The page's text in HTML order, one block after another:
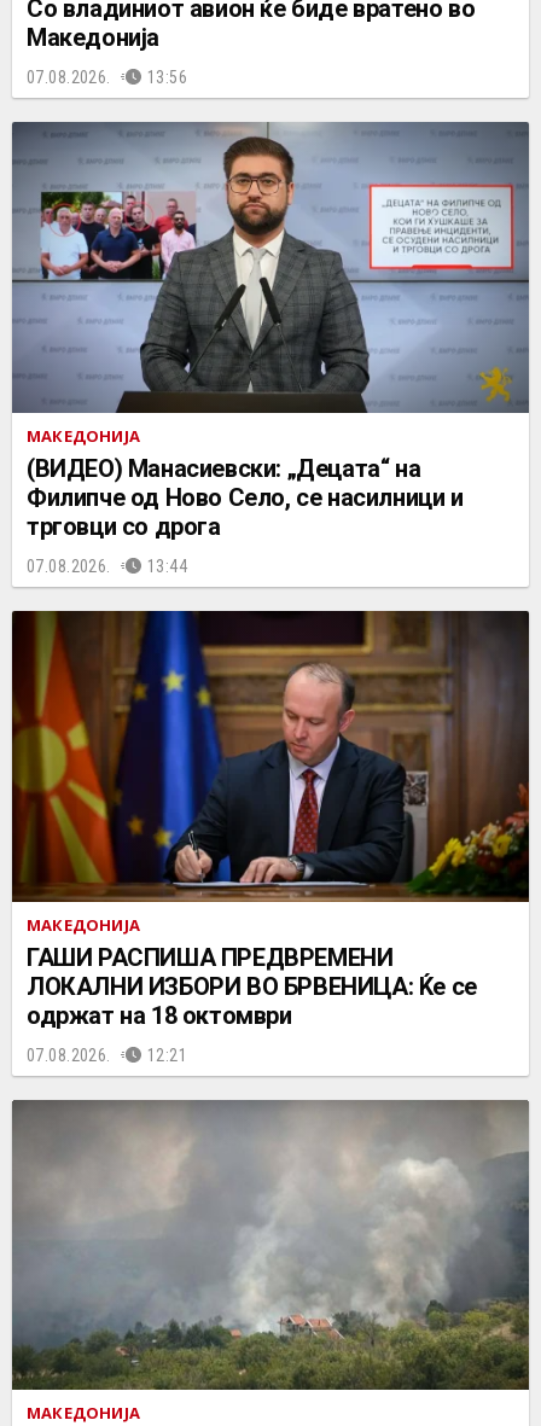
Со владиниот авион ќе биде вратено во
Македонија
07.08.2026. 13:56
МАКЕДОНИЈА
(ВИДЕО) Манасиевски: „Децата“ на
Филипче од Ново Село, се насилници и
трговци со дрога
07.08.2026. 13:44
МАКЕДОНИЈА
ГАШИ РАСПИША ПРЕДВРЕМЕНИ
ЛОКАЛНИ ИЗБОРИ ВО БРВЕНИЦА: Ќе се
одржат на 18 октомври
07.08.2026. 12:21
МАКЕДОНИЈА